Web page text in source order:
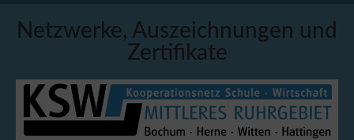
Netzwerke, Auszeichnungen und
Zertifikate